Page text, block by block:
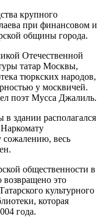
крупного
при финансовом и
общины города.
Отечественной
татар Москвы,
тюркских народов,
у москвичей.
поэт Мусса Джалиль.
здании располагался
весь
общественности в
это
культурного
которая
года.